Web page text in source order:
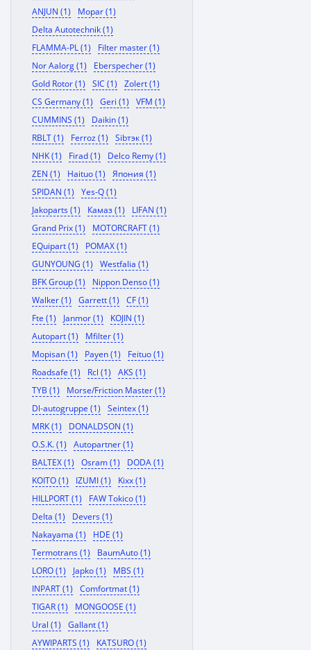
ANJUN (1)
Mopar (1)
Delta Autotechnik (1)
FLAMMA-PL (1)
Filter master (1)
Nor Aalorg (1)
Eberspecher (1)
Gold Rotor (1)
SIC (1)
Zolert (1)
CS Germany (1)
Geri (1)
VFM (1)
CUMMINS (1)
Daikin (1)
RBLT (1)
Ferroz (1)
Sibтэк (1)
NHK (1)
Firad (1)
Delco Remy (1)
ZEN (1)
Haituo (1)
Япония (1)
SPIDAN (1)
Yes-Q (1)
Jakoparts (1)
Камаз (1)
LIFAN (1)
Grand Prix (1)
MOTORCRAFT (1)
EQuipart (1)
POMAX (1)
GUNYOUNG (1)
Westfalia (1)
BFK Group (1)
Nippon Denso (1)
Walker (1)
Garrett (1)
CF (1)
Fte (1)
Janmor (1)
KOJIN (1)
Autopart (1)
Mfilter (1)
Mopisan (1)
Payen (1)
Feituo (1)
Roadsafe (1)
Rcl (1)
AKS (1)
TYB (1)
Morse/Friction Master (1)
Dl-autogruppe (1)
Seintex (1)
MRK (1)
DONALDSON (1)
O.S.K. (1)
Autopartner (1)
BALTEX (1)
Osram (1)
DODA (1)
KOITO (1)
IZUMI (1)
Kixx (1)
HILLPORT (1)
FAW Tokico (1)
Delta (1)
Devers (1)
Nakayama (1)
HDE (1)
Termotrans (1)
BaumAuto (1)
LORO (1)
Japko (1)
MBS (1)
INPART (1)
Comfortmat (1)
TIGAR (1)
MONGOOSE (1)
Ural (1)
Gallant (1)
AYWIPARTS (1)
KATSURO (1)